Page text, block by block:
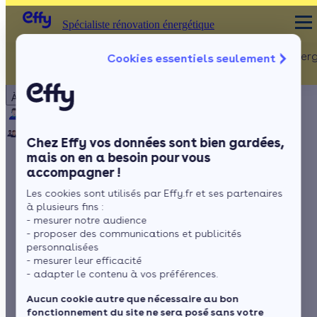
Cookies essentiels seulement
Chez Effy vos données sont bien gardées,
mais on en a besoin pour vous
accompagner !
Les cookies sont utilisés par Effy.fr et ses partenaires
à plusieurs fins :
- mesurer notre audience
- proposer des communications et publicités
personnalisées
- mesurer leur efficacité
- adapter le contenu à vos préférences.
Aucun cookie autre que nécessaire au bon
fonctionnement du site ne sera posé sans votre
À propos
Notre équipe
Rejoignez-nous Presse
Spécialiste rénovation énergétique Rénovation
Murs
Sols
Spécialiste rénovation énergétique
La chaudière murale
Saunier Duval
par Romane Saget
Sommaire